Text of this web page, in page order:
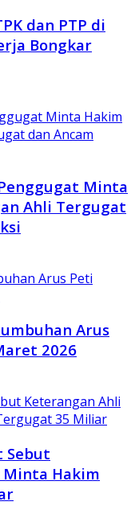
dan PTP di
Bongkar
Minta
Ahli Tergugat
Arus
2026
Sebut
Hakim